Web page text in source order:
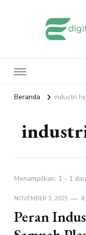
Beranda industri
Menampilkan: 1 - 1
NOVEMBER 3, 2025
Peran